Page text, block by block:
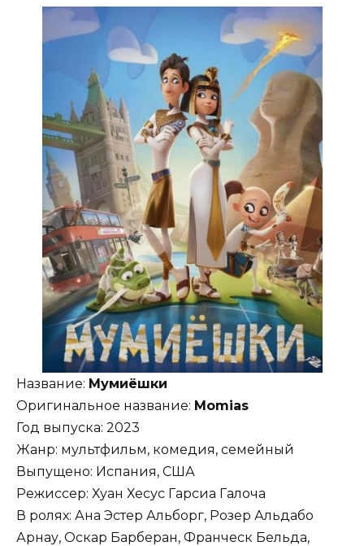
Название: Мумиёшки
Оригинальное название: Momias
Год выпуска: 2023
Жанр: мультфильм, комедия, семейный
Выпущено: Испания, США
Режиссер: Хуан Хесус Гарсиа Галоча
В ролях: Ана Эстер Альборг, Розер Альдабо
Арнау, Оскар Барберан, Франческ Бельда,